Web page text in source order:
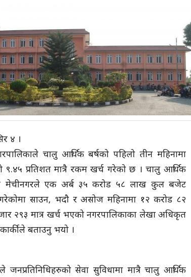
४ ।
चालु आर्थिक बर्षको पहिलो तीन महिनामा
प्रतिशत मात्रै रकम खर्च गरेको छ । चालु आर्थिक
मेचीनगरले एक अर्ब ३५ करोड ५८ लाख कुल बजेट
साउन, भदौ र असोज महिनामा १२ करोड ८२
२९३ मात्र खर्च भएको नगरपालिकाका लेखा अधिकृत
बताउनु भयो ।
जनप्रतिनिधिहरुको सेवा सुविधामा मात्रै चालु आर्थिक